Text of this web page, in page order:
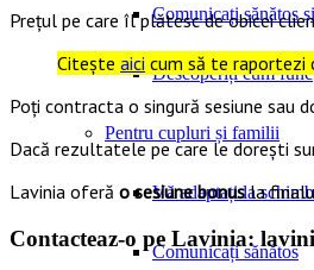
Comunicați sănătos
Descoperiți cum
Pentru cupluri și familii
Vă adaptați la
Comunicați sănătos
Prețul pe care îl plătesc de obicei
Citește aici cum să te raportezi
Poți contracta o singură sesiune sau
Dacă rezultatele pe care le dorești
Lavinia oferă o sesiune bonusla
Contacteaz-o pe Lavinia: